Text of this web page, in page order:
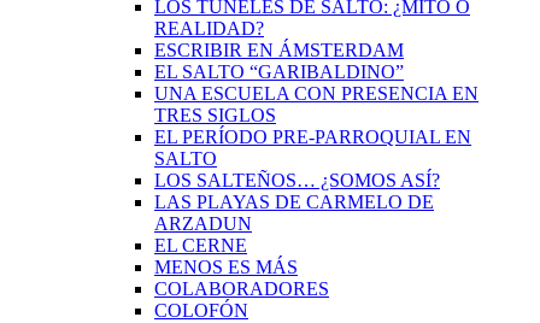
LOS TÚNELES DE SALTO: ¿MITO O
REALIDAD?
ESCRIBIR EN ÁMSTERDAM
EL SALTO “GARIBALDINO”
UNA ESCUELA CON PRESENCIA EN
TRES SIGLOS
EL PERÍODO PRE-PARROQUIAL EN
SALTO
LOS SALTEÑOS… ¿SOMOS ASÍ?
LAS PLAYAS DE CARMELO DE
ARZADUN
EL CERNE
MENOS ES MÁS
COLABORADORES
COLOFÓN